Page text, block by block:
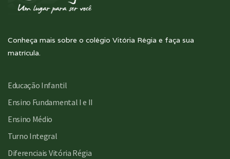
Conheça mais sobre o colégio Vitória Régia e faça sua
matrícula.
Educação Infantil
Ensino Fundamental I e II
Ensino Médio
Turno Integral
Diferenciais Vitória Régia